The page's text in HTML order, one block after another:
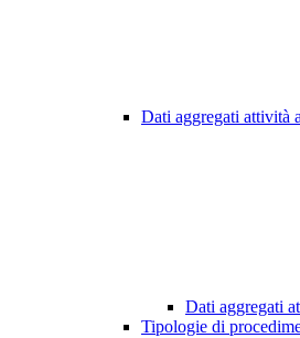
Dati aggregati attività
Dati aggregati
Tipologie di